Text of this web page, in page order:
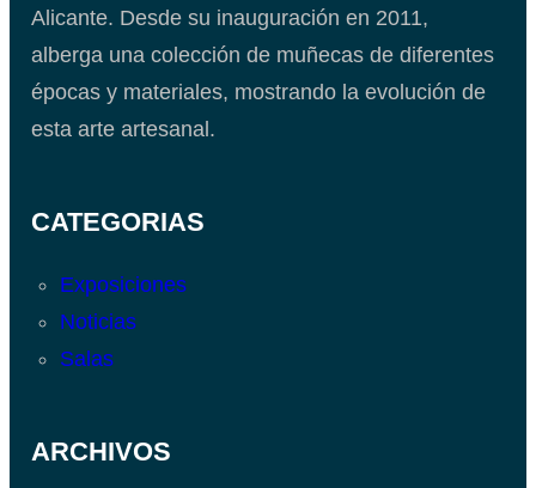
Alicante. Desde su inauguración en 2011,
alberga una colección de muñecas de diferentes
épocas y materiales, mostrando la evolución de
esta arte artesanal.
CATEGORIAS
Exposiciones
Noticias
Salas
ARCHIVOS